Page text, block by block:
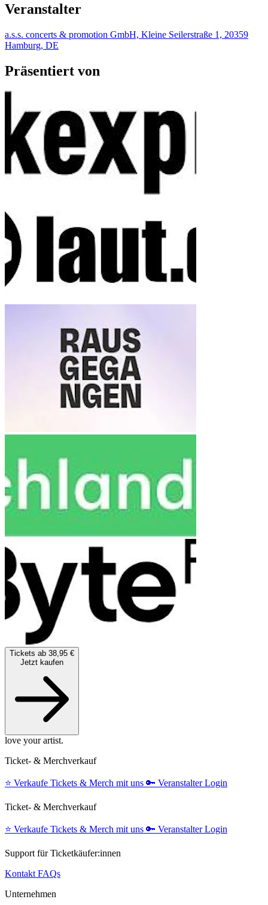
Veranstalter
a.s.s. concerts & promotion GmbH, Kleine Seilerstraße 1, 20359
Hamburg, DE
Präsentiert von
Tickets ab 38,95 €
Jetzt kaufen
love your artist.
Ticket- & Merchverkauf
⭐️ Verkaufe Tickets & Merch mit uns 🔑 Veranstalter Login
Ticket- & Merchverkauf
⭐️ Verkaufe Tickets & Merch mit uns 🔑 Veranstalter Login
Support für Ticketkäufer:innen
KontaktFAQs
Unternehmen